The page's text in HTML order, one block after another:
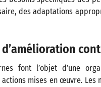
des adaptations
font l’objet d’une
mises en œuvre. Les